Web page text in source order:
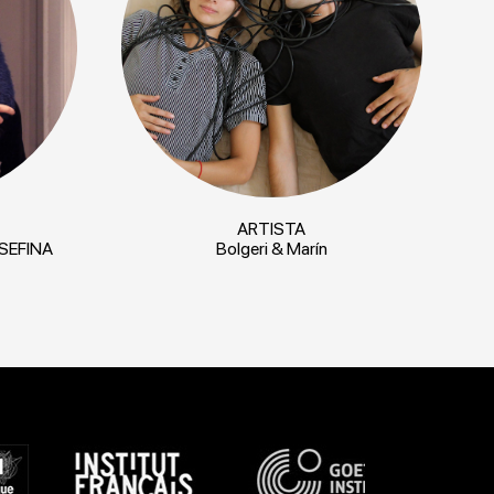
ARTISTA
Bolgeri & Marín